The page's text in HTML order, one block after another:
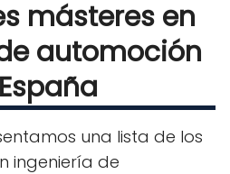
másteres en
automoción
una lista de los
ingeniería de